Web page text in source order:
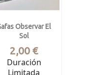
Observar El
Sol
Precio
2,00 €
Duración
Limitada